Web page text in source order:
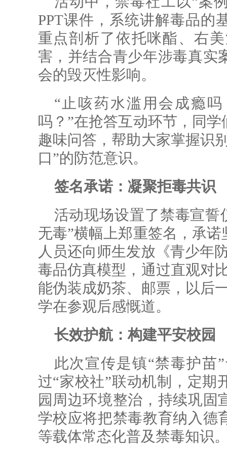
PPT课件，系统讲解毒品的
重点剖析了依托咪酯、右
害，并结合青少年涉毒真实
会的毁灭性影响。
“止咳药水滥用会成瘾吗
吗？”在抢答互动环节，同
趣味问答，帮助大家掌握识
口”的防范意识。
签名承诺：凝聚拒毒共识
活动现场设置了禁毒宣誓
无毒”横幅上郑重签名，承
人员还向师生发放《青少年
毒品仿真模型，通过直观对
能伪装成奶茶、邮票，以后
学在参观后感慨道。
长效护航：构建平安校园
此次宣传是镇“禁毒护苗
过“家校社”联动机制，定期
园周边环境整治，持续巩固
学校应将把禁毒教育纳入德
等载体常态化普及禁毒知识